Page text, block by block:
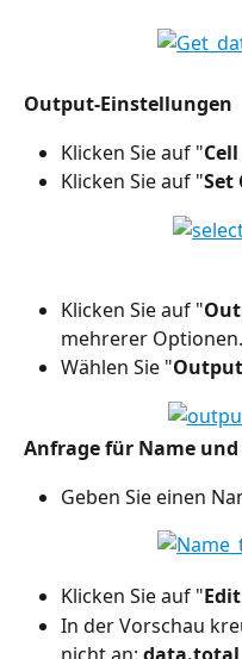
Output-Einstellungen
Klicken Sie auf "
Klicken Sie auf "Set
Klicken Sie auf "
mehrerer Optionen.
Wählen Sie "
Anfrage für Name
Geben Sie einen
Klicken Sie auf "
In der Vorschau